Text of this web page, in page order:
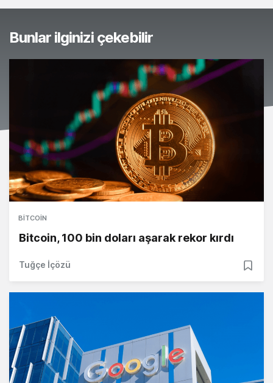
Bunlar ilginizi çekebilir
BITCOIN
Bitcoin, 100 bin doları aşarak rekor kırdı
Tuğçe İçözü